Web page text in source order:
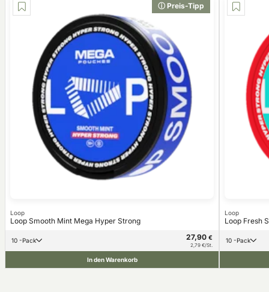
ⓘ Preis-Tipp
Loop
Loop Smooth Mint Mega Hyper Strong
10 -Pack 27,90 €
2,79 €/St.
In den Warenkorb
Loop
Loop Fresh
10 -Pack